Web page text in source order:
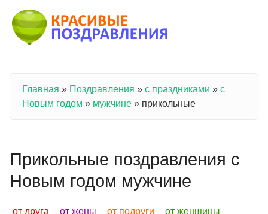
Вы здесь
Главная » Поздравления » с праздниками » с
Новым годом » мужчине » прикольные
Прикольные поздравления с
Новым годом мужчине
от друга от жены от подруги
от женщины